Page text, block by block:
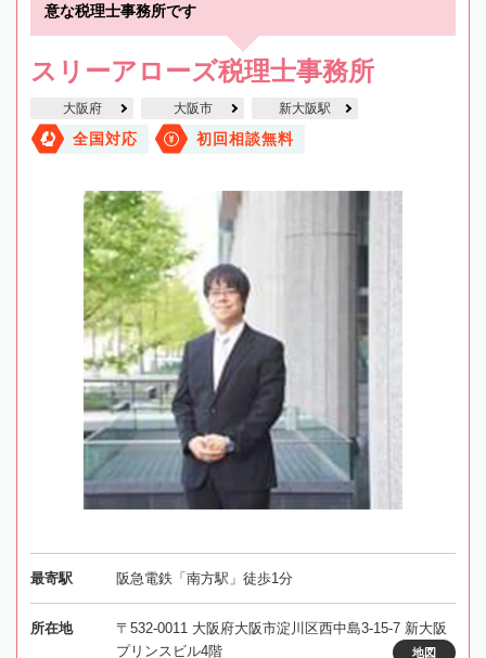
意な税理士事務所です
スリーアローズ税理士事務所
大阪府 大阪市 新大阪駅
全国対応 初回相談無料
最寄駅 阪急電鉄「南方駅」徒歩1分
所在地
〒532-0011 大阪府大阪市淀川区西中島3-15-7 新大阪
プリンスビル4階
地図